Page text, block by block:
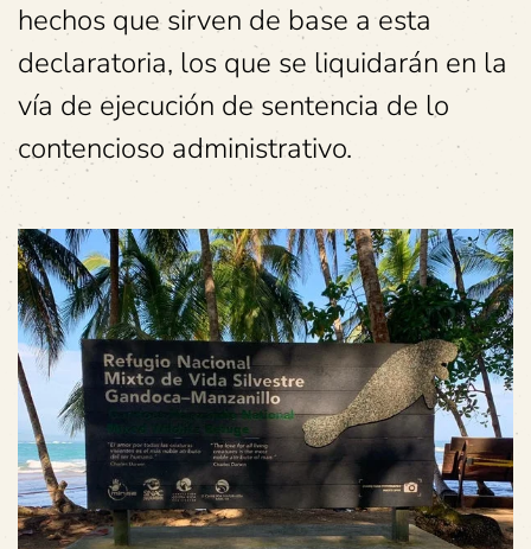
hechos que sirven de base a esta
declaratoria, los que se liquidarán en la
vía de ejecución de sentencia de lo
contencioso administrativo.